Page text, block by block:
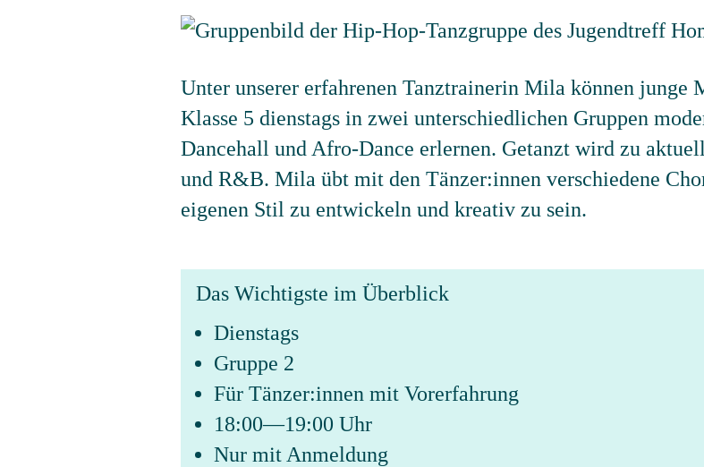
Unter unserer erfahrenen Tanztrainerin Mila können junge
Klasse 5 dienstags in zwei unterschiedlichen Gruppen
Dancehall und Afro-Dance erlernen. Getanzt wird zu
und R&B. Mila übt mit den Tänzer:innen verschiedene
eigenen Stil zu entwickeln und kreativ zu sein.
Das Wichtigste im Überblick
Dienstags
Gruppe 2
Für Tänzer:innen mit Vorerfahrung
18:00—19:00 Uhr
Nur mit Anmeldung